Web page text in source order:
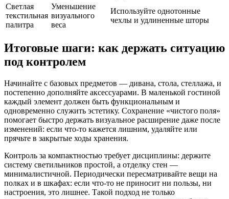
Светлая
текстильная
палитра
Уменьшение
визуального
веса
Используйте однотонные
чехлы и удлиненные шторы
Итоговые шаги: как держать ситуацию
под контролем
Начинайте с базовых предметов — дивана, стола, стеллажа, и
постепенно дополняйте аксессуарами. В маленькой гостиной
каждый элемент должен быть функциональным и
одновременно служить эстетику. Сохранение «чистого поля»
помогает быстро держать визуальное расширение даже после
изменений: если что-то кажется лишним, удаляйте или
прячьте в закрытые ходы хранения.
Контроль за компактностью требует дисциплины: держите
систему светильников простой, а отделку стен —
минималистичной. Периодически пересматривайте вещи на
полках и в шкафах: если что-то не приносит ни пользы, ни
настроения, это лишнее. Такой подход не только